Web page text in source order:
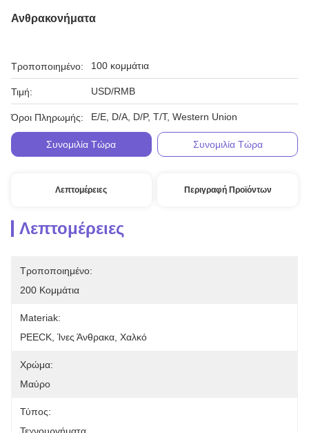
Ανθρακονήματα
Τροποποιημένο: 100 κομμάτια
Τιμή: USD/RMB
Όροι Πληρωμής: Ε/Ε, D/A, D/P, T/T, Western Union
Συνομιλία Τώρα Συνομιλία Τώρα
Λεπτομέρειες Περιγραφή Προϊόντων
Λεπτομέρειες
Τροποποιημένο:
200 Κομμάτια
Materiak:
PEECK, Ίνες Άνθρακα, Χαλκό
Χρώμα:
Μαύρο
Τύπος: